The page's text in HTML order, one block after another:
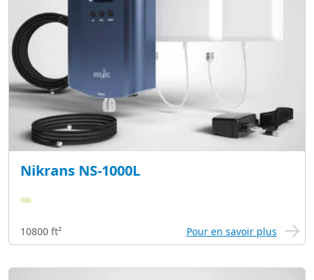
Nikrans NS-1000L
10800 ft² Pour en savoir plus